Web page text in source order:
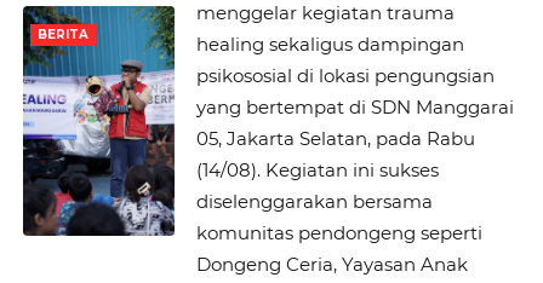
BERITA
menggelar kegiatan trauma
healing sekaligus dampingan
psikososial di lokasi pengungsian
yang bertempat di SDN Manggarai
05, Jakarta Selatan, pada Rabu
(14/08). Kegiatan ini sukses
diselenggarakan bersama
komunitas pendongeng seperti
Dongeng Ceria, Yayasan Anak